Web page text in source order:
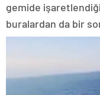
gemide
buralardan da bir